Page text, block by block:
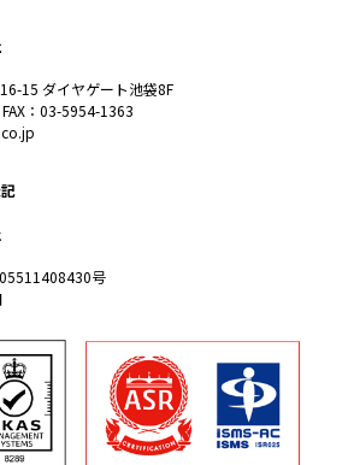
15 ダイヤゲート池袋8F
：03-5954-1363
号